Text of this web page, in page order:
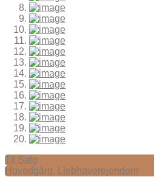
Til Salg
Hovedgård , Liebhaverejendom